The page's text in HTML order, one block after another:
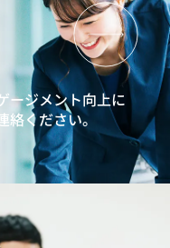
ージメント向上に
ください。